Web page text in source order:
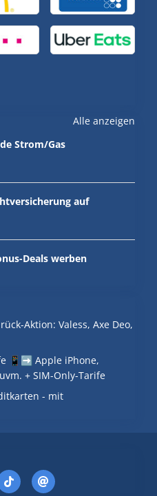
Alle anzeigen
Strom/Gas
auf
Deals werben
Aktion: Valess, Axe Deo,
📱➡️ Apple iPhone,
+ SIM-Only-Tarife
- mit